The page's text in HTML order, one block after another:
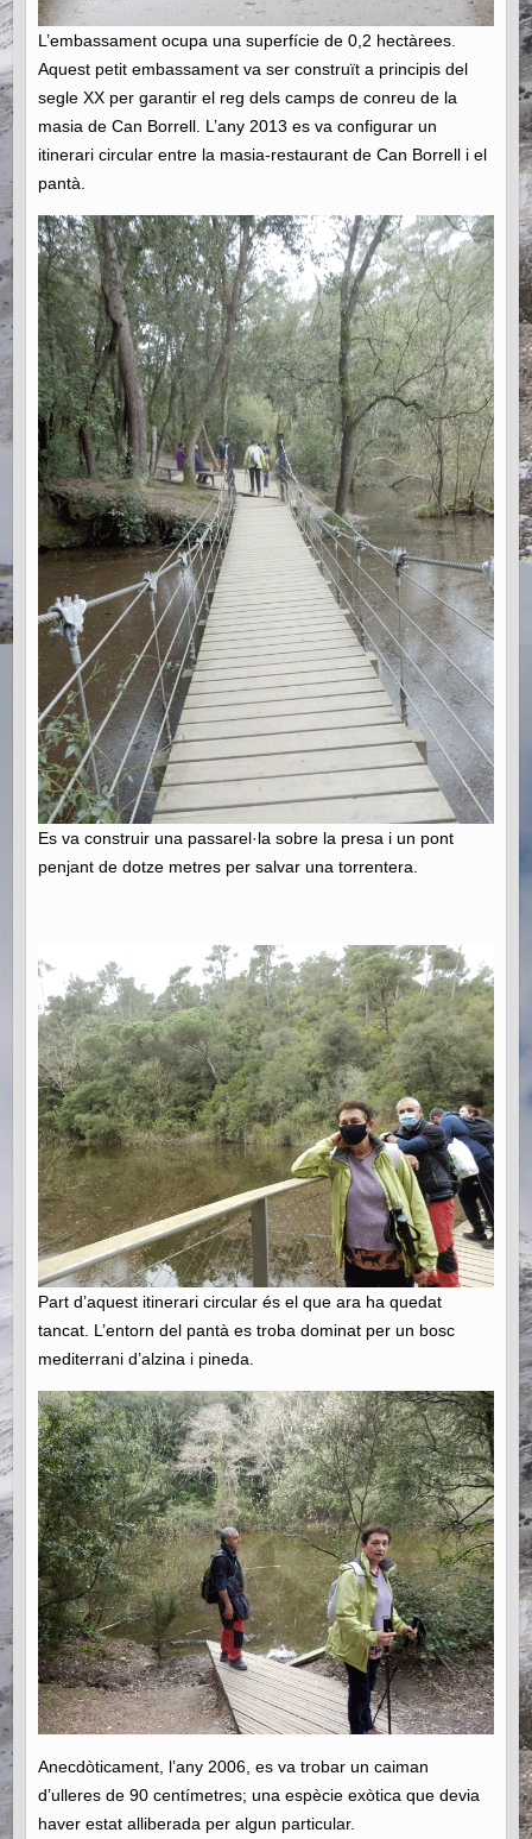
L’embassament ocupa una superfície de 0,2 hectàrees.
Aquest petit embassament va ser construït a principis del
segle XX per garantir el reg dels camps de conreu de la
masia de Can Borrell. L’any 2013 es va configurar un
itinerari circular entre la masia-restaurant de Can Borrell i el
pantà.
Es va construir una passarel·la sobre la presa i un pont
penjant de dotze metres per salvar una torrentera.
Part d’aquest itinerari circular és el que ara ha quedat
tancat. L’entorn del pantà es troba dominat per un bosc
mediterrani d’alzina i pineda.
Anecdòticament, l’any 2006, es va trobar un caiman
d’ulleres de 90 centímetres; una espècie exòtica que devia
haver estat alliberada per algun particular.